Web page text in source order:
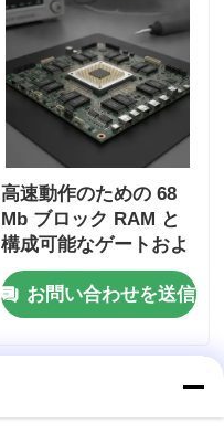
高速動作のための 68
Mb ブロック RAM と
構成可能なゲートおよ
びインバータを備えた
FPGA フィールド プロ
グラマブル ゲート ア
お問い合わせを送信